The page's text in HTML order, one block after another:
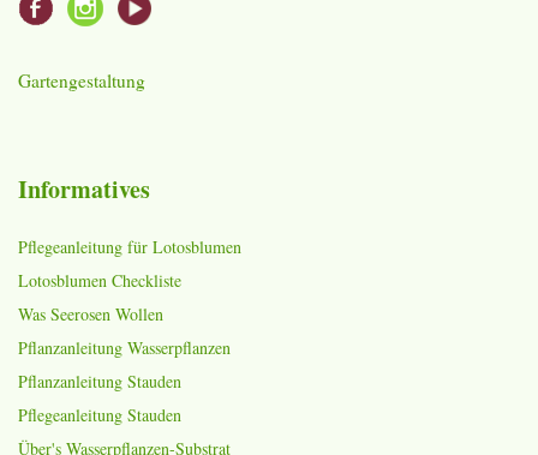
Gartengestaltung
Informatives
Pflegeanleitung für Lotosblumen
Lotosblumen Checkliste
Was Seerosen Wollen
Pflanzanleitung Wasserpflanzen
Pflanzanleitung Stauden
Pflegeanleitung Stauden
Über's Wasserpflanzen-Substrat